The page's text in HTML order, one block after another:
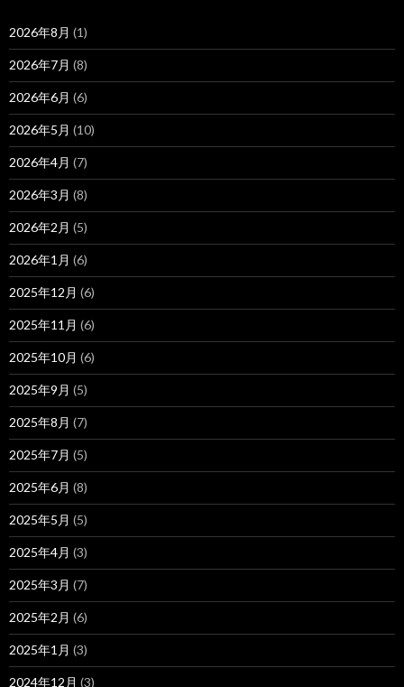
2026年8月 (1)
2026年7月 (8)
2026年6月 (6)
2026年5月 (10)
2026年4月 (7)
2026年3月 (8)
2026年2月 (5)
2026年1月 (6)
2025年12月 (6)
2025年11月 (6)
2025年10月 (6)
2025年9月 (5)
2025年8月 (7)
2025年7月 (5)
2025年6月 (8)
2025年5月 (5)
2025年4月 (3)
2025年3月 (7)
2025年2月 (6)
2025年1月 (3)
2024年12月 (3)